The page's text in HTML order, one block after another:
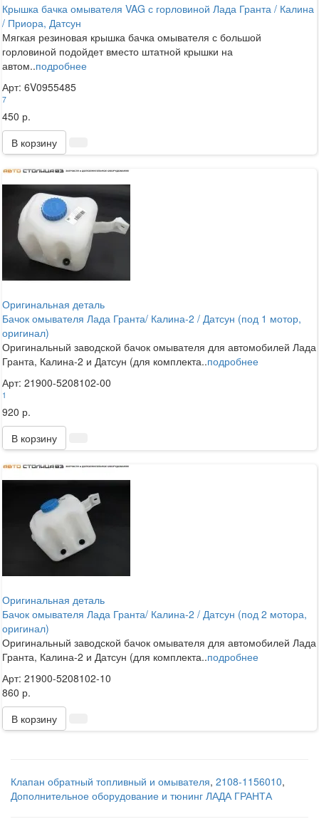
Крышка бачка омывателя VAG с горловиной Лада Гранта / Калина
/ Приора, Датсун
Мягкая резиновая крышка бачка омывателя с большой
горловиной подойдет вместо штатной крышки на
автом..подробнее
Арт: 6V0955485
7
450 р.
В корзину
Оригинальная деталь
Бачок омывателя Лада Гранта/ Калина-2 / Датсун (под 1 мотор,
оригинал)
Оригинальный заводской бачок омывателя для автомобилей Лада
Гранта, Калина-2 и Датсун (для комплекта..подробнее
Арт: 21900-5208102-00
1
920 р.
В корзину
Оригинальная деталь
Бачок омывателя Лада Гранта/ Калина-2 / Датсун (под 2 мотора,
оригинал)
Оригинальный заводской бачок омывателя для автомобилей Лада
Гранта, Калина-2 и Датсун (для комплекта..подробнее
Арт: 21900-5208102-10
860 р.
В корзину
Клапан обратный топливный и омывателя, 2108-1156010,
Дополнительное оборудование и тюнинг ЛАДА ГРАНТА